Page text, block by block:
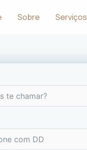
Sobre Serviços